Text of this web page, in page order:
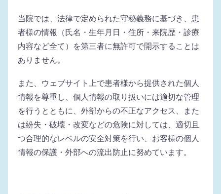
当院では、法律で定められた守秘義務に基づき、患
者様の情報（氏名・生年月日・住所・来院歴・診療
内容など全て）を第三者に無許可で開示することは
ありません。
また、ウェブサイト上で患者様から提供された個人
情報を尊重し、個人情報の取り扱いには適切な管理
を行うとともに、外部からの不正なアクセス、また
は紛失・破壊・改変などの危険に対しては、適切且
つ合理的なレベルの安全対策を行い、お客様の個人
情報の保護・外部への流出防止に努めています。